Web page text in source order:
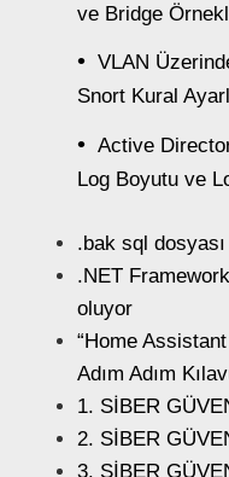
ve Bridge
VLAN
Snort Kural
Active
Log Boyutu ve
.bak sql
.NET
oluyor
“Home
Adım Adım
1. SİBER
2. SİBER
3. SİBER